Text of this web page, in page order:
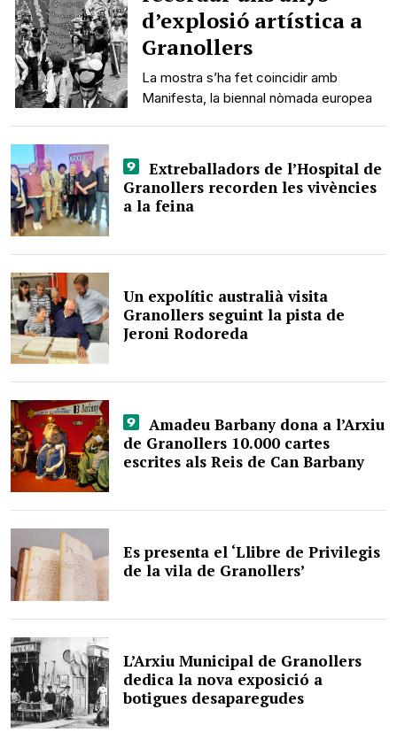
d’explosió artística a
Granollers
La mostra s’ha fet coincidir amb
Manifesta, la biennal nòmada europea
Extreballadors de l’Hospital de
Granollers recorden les vivències
a la feina
Un expolític australià visita
Granollers seguint la pista de
Jeroni Rodoreda
Amadeu Barbany dona a l’Arxiu
de Granollers 10.000 cartes
escrites als Reis de Can Barbany
Es presenta el ‘Llibre de Privilegis
de la vila de Granollers’
L’Arxiu Municipal de Granollers
dedica la nova exposició a
botigues desaparegudes